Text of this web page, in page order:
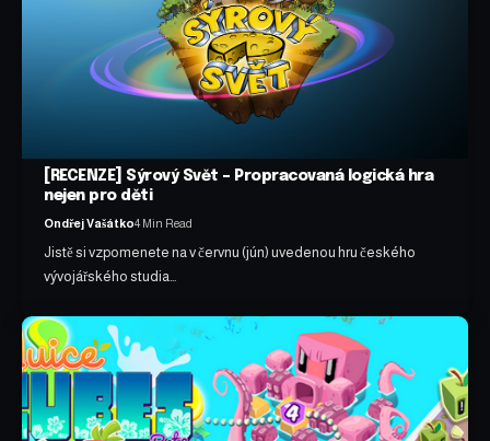
[RECENZE] Sýrový Svět – Propracovaná logická hra
nejen pro děti
Ondřej Vašátko4 Min Read
Jistě si vzpomenete na v červnu (jún) uvedenou hru českého
vývojářského studia…